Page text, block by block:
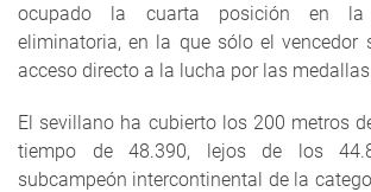
ocupado la cuarta posición en la
eliminatoria, en la que sólo el vencedor
acceso directo a la lucha por las medallas.
El sevillano ha cubierto los 200 metros
tiempo de 48.390, lejos de los
subcampeón intercontinental de la